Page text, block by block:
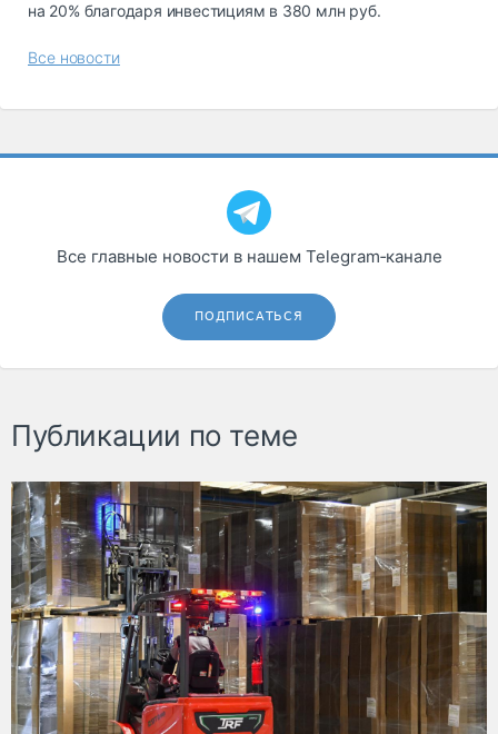
на 20% благодаря инвестициям в 380 млн руб.
Все новости
Все главные новости в нашем Telegram‑канале
ПОДПИСАТЬСЯ
Публикации по теме